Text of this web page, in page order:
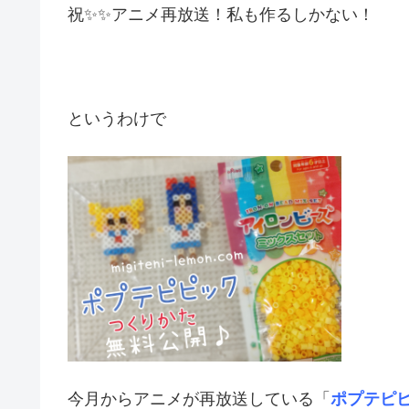
祝✨✨アニメ再放送！私も作るしかない！
というわけで
今月からアニメが再放送している「 ポプテピ